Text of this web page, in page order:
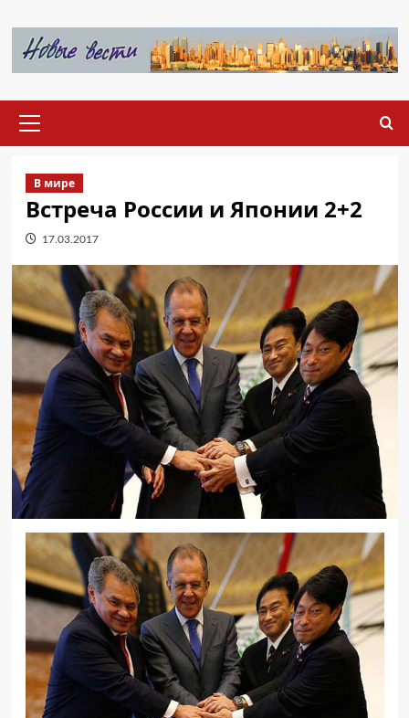
содержимому
меню
В мире
Встреча России и Японии 2+2
17.03.2017